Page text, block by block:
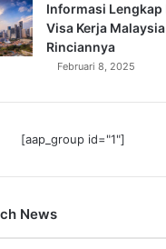
Informasi Lengkap
Visa Kerja
Rinciannya
Februari 8, 2025
[aap_group id="1"]
News